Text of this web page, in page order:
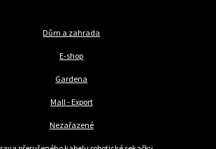
Dům a zahrada
E-shop
Gardena
Mall - Export
Nezařazené